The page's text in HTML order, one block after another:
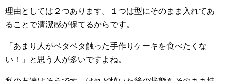
理由としては２つあります。１つは型にそのまま入れてあ
ることで清潔感が保てるからです。
「あまり人がベタベタ触った手作りケーキを食べたくな
い！」と思う人が多いですよね。